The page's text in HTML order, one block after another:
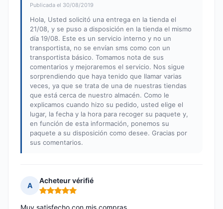
Publicada el 30/08/2019
Hola, Usted solicitó una entrega en la tienda el
21/08, y se puso a disposición en la tienda el mismo
día 19/08. Este es un servicio interno y no un
transportista, no se envían sms como con un
transportista básico. Tomamos nota de sus
comentarios y mejoraremos el servicio. Nos sigue
sorprendiendo que haya tenido que llamar varias
veces, ya que se trata de una de nuestras tiendas
que está cerca de nuestro almacén. Como le
explicamos cuando hizo su pedido, usted elige el
lugar, la fecha y la hora para recoger su paquete y,
en función de esta información, ponemos su
paquete a su disposición como desee. Gracias por
sus comentarios.
A
Acheteur vérifié
Nota: 5 de 5